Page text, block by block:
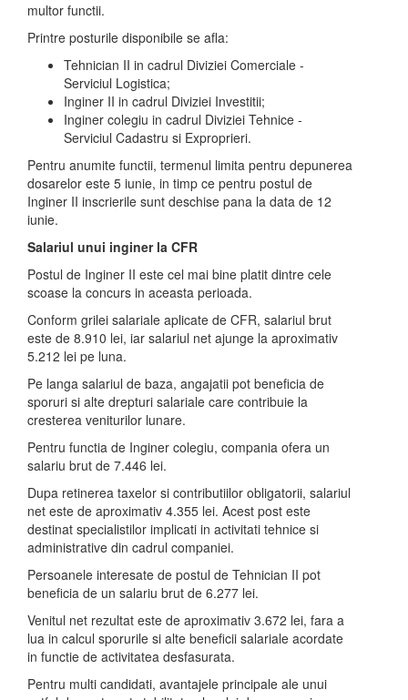
multor functii.
Printre posturile disponibile se afla:
Tehnician II in cadrul Diviziei Comerciale -
Serviciul Logistica;
Inginer II in cadrul Diviziei Investitii;
Inginer colegiu in cadrul Diviziei Tehnice -
Serviciul Cadastru si Exproprieri.
Pentru anumite functii, termenul limita pentru depunerea
dosarelor este 5 iunie, in timp ce pentru postul de
Inginer II inscrierile sunt deschise pana la data de 12
iunie.
Salariul unui inginer la CFR
Postul de Inginer II este cel mai bine platit dintre cele
scoase la concurs in aceasta perioada.
Conform grilei salariale aplicate de CFR, salariul brut
este de 8.910 lei, iar salariul net ajunge la aproximativ
5.212 lei pe luna.
Pe langa salariul de baza, angajatii pot beneficia de
sporuri si alte drepturi salariale care contribuie la
cresterea veniturilor lunare.
Pentru functia de Inginer colegiu, compania ofera un
salariu brut de 7.446 lei.
Dupa retinerea taxelor si contributiilor obligatorii, salariul
net este de aproximativ 4.355 lei. Acest post este
destinat specialistilor implicati in activitati tehnice si
administrative din cadrul companiei.
Persoanele interesate de postul de Tehnician II pot
beneficia de un salariu brut de 6.277 lei.
Venitul net rezultat este de aproximativ 3.672 lei, fara a
lua in calcul sporurile si alte beneficii salariale acordate
in functie de activitatea desfasurata.
Pentru multi candidati, avantajele principale ale unui